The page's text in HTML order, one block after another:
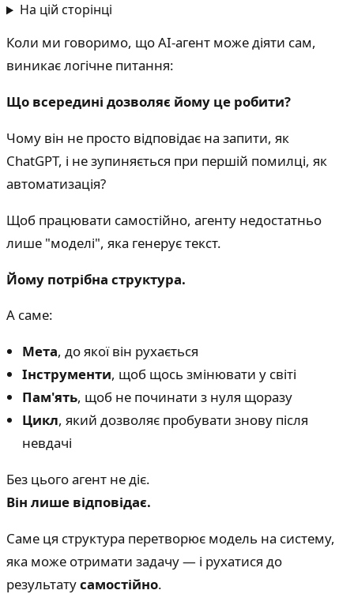
На цій сторінці
Коли ми говоримо, що AI-агент може діяти сам,
виникає логічне питання:
Що всередині дозволяє йому це робити?
Чому він не просто відповідає на запити, як
ChatGPT, і не зупиняється при першій помилці, як
автоматизація?
Щоб працювати самостійно, агенту недостатньо
лише "моделі", яка генерує текст.
Йому потрібна структура.
А саме:
Мета, до якої він рухається
Інструменти, щоб щось змінювати у світі
Пам'ять, щоб не починати з нуля щоразу
Цикл, який дозволяє пробувати знову після
невдачі
Без цього агент не діє.
Він лише відповідає.
Саме ця структура перетворює модель на систему,
яка може отримати задачу — і рухатися до
результатусамостійно.